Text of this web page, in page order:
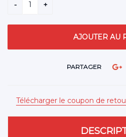
PARTAGER
Télécharger le coupon de